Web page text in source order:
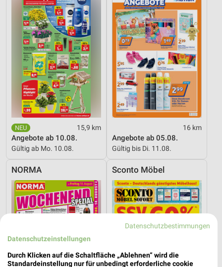
15,9 km
Angebote ab 10.08.
Gültig ab Mo. 10.08.
16 km
Angebote ab 05.08.
Gültig bis Di. 11.08.
NORMA Sconto Möbel
Datenschutzbestimmungen
Datenschutzeinstellungen
Durch Klicken auf die Schaltfläche „Ablehnen“ wird die
Standardeinstellung nur für unbedingt erforderliche cookie